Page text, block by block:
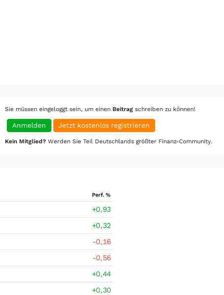
Sie müssen eingeloggt sein, um einen Beitrag schreiben zu können!
Anmelden Jetzt kostenlos registrieren
Kein Mitglied? Werden Sie Teil Deutschlands größter Finanz-Community.
Perf. %
+0,93
+0,32
-0,16
-0,56
+0,44
+0,30